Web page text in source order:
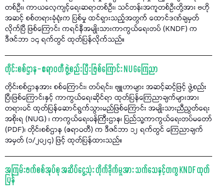
တစ်ဦး၊ ကာယလေ့ကျင့်ရေးဆရာတစ်ဦး၊ သင်တန်းအကူတစ်ဦးတို့အား ဗဟို
အဆင့် စစ်တရားခုံရုံးက ပြစ်မှု ထင်ရှားသည့်အတွက် ထောင်ဒဏ်ချမှတ်
လိုက်ပြီ ဖြစ်ကြောင်း ကရင်နီအမျိုးသားကာကွယ်ရေးတပ် (KNDF) က
ဒီဇင်ဘာ ၁၄ ရက်တွင် ထုတ်ပြန်လိုက်သည်။
တိုင်းစစ်ဌာန – ဧရာဝတီ ဖွဲ့စည်းပြီးဖြစ်ကြောင်း NUGကြေညာ
တိုင်းစစ်ဌာနအား စစ်ကြောင်း၊ တပ်ရင်း၊ ဗျူဟာများ အဆင့်ဆင့်ဖြင့် ဖွဲ့စည်း
ပြီးဖြစ်ကြောင်းနှင့် ကာကွယ်ရေးဆိုင်ရာ ထုတ်ပြန်ကြေညာချက်များအား
တရားဝင် ထုတ်ပြန်ဆောင်ရွက်သွားမည်ဖြစ်ကြောင်း အမျိုးသားညီညွတ်ရေး
အစိုးရ (NUG) ၊ ကာကွယ်ရေးဝန်ကြီးဌာန၊ ပြည်သူ့ကာကွယ်ရေးတပ်မတော်
(PDF)၊ တိုင်းစစ်ဌာန (ဧရာဝတီ) က ဒီဇင်ဘာ ၁၂ ရက်တွင် ကြေညာချက်
အမှတ် (၁/၂၀၂၄) ဖြင့် ထုတ်ပြန်ထားသည်။
အကြမ်းဖက်စစ်အုပ်စု အဆိပ်ငွေ့သုံး တိုက်ခိုက်မှုအား သက်သေနှင့်တကွ KNDF ထုတ်
ပြန်